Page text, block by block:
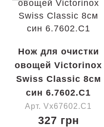
Нож для очистки
овощей Victorinox
Swiss Classic 8см
син 6.7602.C1
Арт. Vx67602.C1
327 грн